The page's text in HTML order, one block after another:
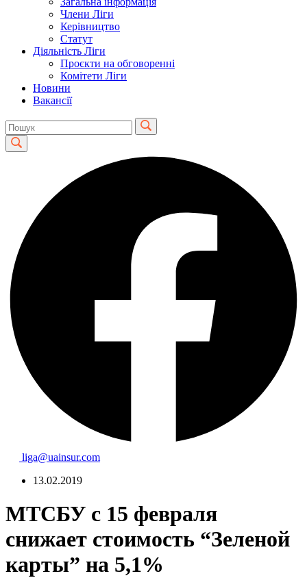
Члени Ліги
Керівництво
Статут
Діяльність Ліги
Проєкти на обговоренні
Комітети Ліги
Новини
Вакансії
liga@uainsur.com
13.02.2019
МТСБУ с 15 февраля
снижает стоимость “Зеленой
карты” на 5,1%